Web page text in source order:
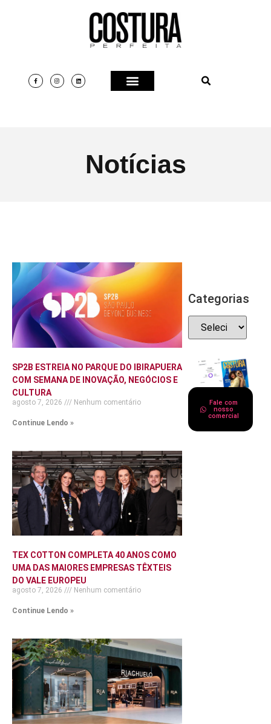
Notícias
SP2B ESTREIA NO PARQUE DO IBIRAPUERA
COM SEMANA DE INOVAÇÃO, NEGÓCIOS E
CULTURA
agosto 7, 2026 Nenhum comentário
Continue Lendo »
TEX COTTON COMPLETA 40 ANOS COMO
UMA DAS MAIORES EMPRESAS TÊXTEIS
DO VALE EUROPEU
agosto 7, 2026 Nenhum comentário
Continue Lendo »
Categorias
Fale com
nosso
comercial